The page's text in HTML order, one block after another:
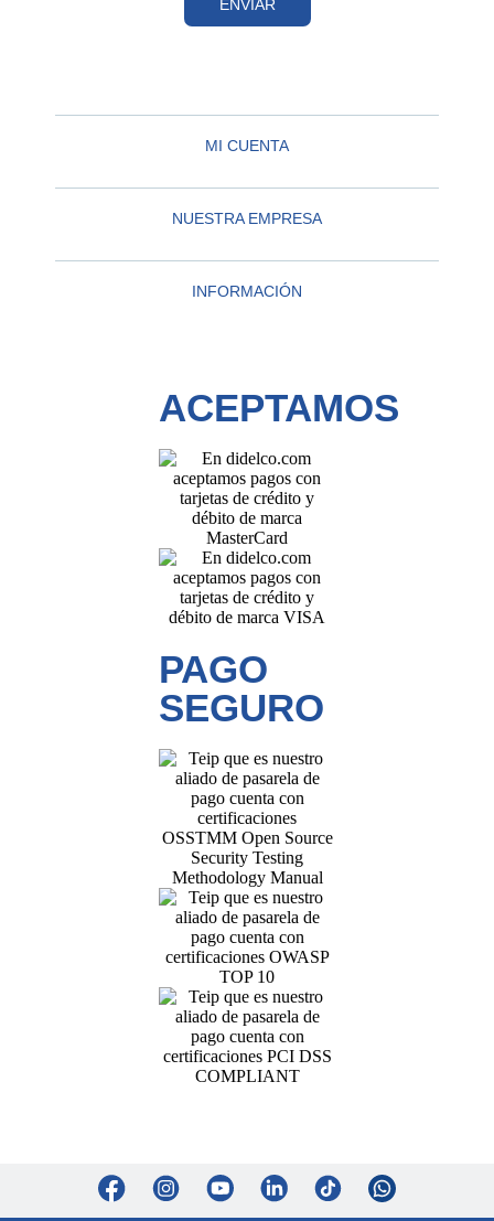
ENVIAR
MI CUENTA
NUESTRA EMPRESA
INFORMACIÓN
ACEPTAMOS
PAGO
SEGURO